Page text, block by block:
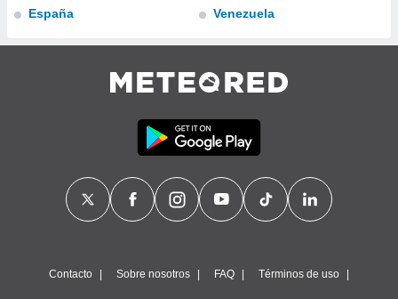
España
Venezuela
Contacto Sobre nosotros FAQ Términos de uso